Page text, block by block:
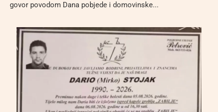
govor povodom Dana pobjede i domovinske...